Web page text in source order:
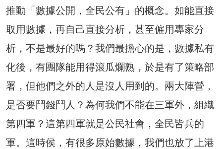
推動「數據公開，全民公有」的概念。如能直接
取用數據，再自己直接分析，甚至僱用專家分
析，不是最好的嗎？我們最擔心的是，數據私有
化後，有團隊能用得滾瓜爛熟，於是有了策略部
署，但他們之外的人是沒人用到的。兩大陣營，
是否要鬥錢鬥人？為何我們不能在三軍外，組織
第四軍？這第四軍就是公民社會，全民皆兵的
軍。這時侯，有很多原始數據，我們也放了上港